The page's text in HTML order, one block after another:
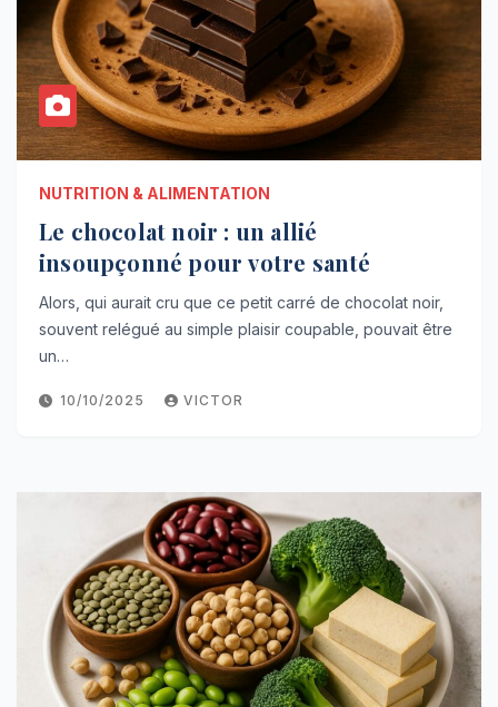
NUTRITION & ALIMENTATION
Le chocolat noir : un allié
insoupçonné pour votre santé
Alors, qui aurait cru que ce petit carré de chocolat noir,
souvent relégué au simple plaisir coupable, pouvait être
un…
10/10/2025 VICTOR